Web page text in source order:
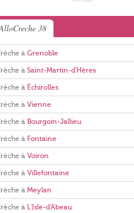
38
à Grenoble
à Saint-Martin-d'Hères
à Échirolles
à Vienne
à Bourgoin-Jallieu
à Fontaine
à Voiron
à Villefontaine
à Meylan
à L'Isle-d'Abeau